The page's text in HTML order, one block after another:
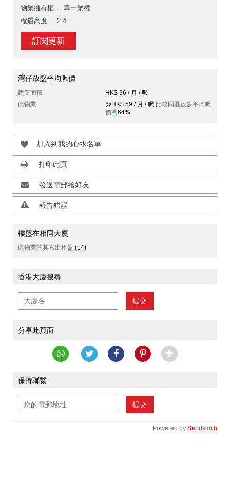
物業擁有權
單一業權
樓層高度
2.4
訂閱更新
灣仔放盤平均呎價
建築面積
HK$ 36 / 月 / 呎
此物業
@HK$ 59 / 月 / 呎 比較同區放盤平均呎
價高64%
加入到我的心水名單
打印此頁
發送電郵給好友
報告錯誤
樓盤在相同大廈
此物業的其它出租盤 (14)
香港大廈搜尋
提交
分享此頁面
保持聯繫
提交
Powered by Sendsmith